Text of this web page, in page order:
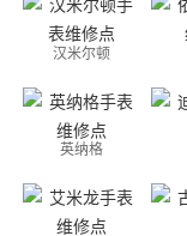
汉米尔顿
英纳格